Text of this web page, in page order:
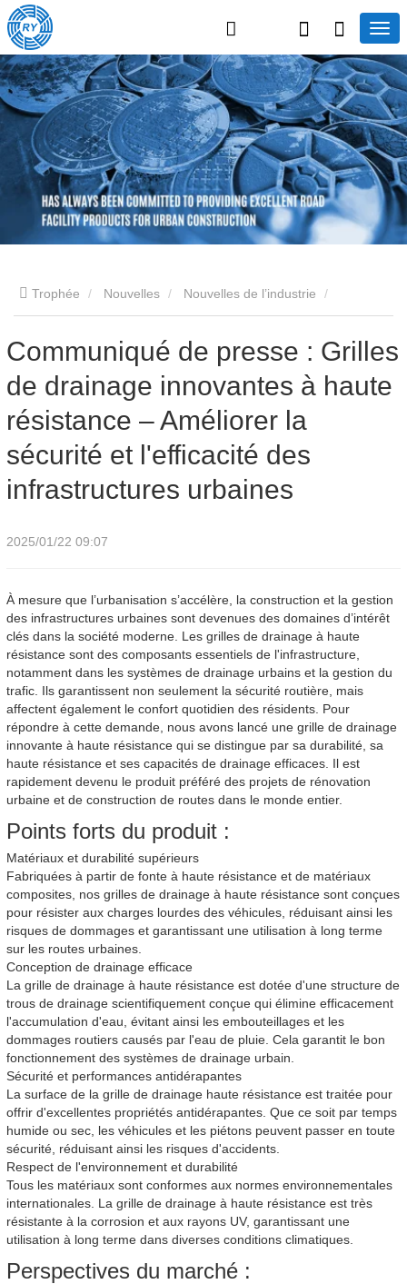
Trophée Nouvelles Nouvelles de l’industrie
Communiqué de presse : Grilles de drainage innovantes à
haute résistance – Améliorer la sécurité et l'efficacité des
infrastructures urbaines
Communiqué de presse : Grilles
de drainage innovantes à haute
résistance – Améliorer la
sécurité et l'efficacité des
infrastructures urbaines
2025/01/22 09:07
À mesure que l’urbanisation s’accélère, la construction et la gestion
des infrastructures urbaines sont devenues des domaines d’intérêt
clés dans la société moderne. Les grilles de drainage à haute
résistance sont des composants essentiels de l'infrastructure,
notamment dans les systèmes de drainage urbains et la gestion du
trafic. Ils garantissent non seulement la sécurité routière, mais
affectent également le confort quotidien des résidents. Pour
répondre à cette demande, nous avons lancé une grille de drainage
innovante à haute résistance qui se distingue par sa durabilité, sa
haute résistance et ses capacités de drainage efficaces. Il est
rapidement devenu le produit préféré des projets de rénovation
urbaine et de construction de routes dans le monde entier.
Points forts du produit :
Matériaux et durabilité supérieurs
Fabriquées à partir de fonte à haute résistance et de matériaux
composites, nos grilles de drainage à haute résistance sont conçues
pour résister aux charges lourdes des véhicules, réduisant ainsi les
risques de dommages et garantissant une utilisation à long terme
sur les routes urbaines.
Conception de drainage efficace
La grille de drainage à haute résistance est dotée d'une structure de
trous de drainage scientifiquement conçue qui élimine efficacement
l'accumulation d'eau, évitant ainsi les embouteillages et les
dommages routiers causés par l'eau de pluie. Cela garantit le bon
fonctionnement des systèmes de drainage urbain.
Sécurité et performances antidérapantes
La surface de la grille de drainage haute résistance est traitée pour
offrir d'excellentes propriétés antidérapantes. Que ce soit par temps
humide ou sec, les véhicules et les piétons peuvent passer en toute
sécurité, réduisant ainsi les risques d'accidents.
Respect de l'environnement et durabilité
Tous les matériaux sont conformes aux normes environnementales
internationales. La grille de drainage à haute résistance est très
résistante à la corrosion et aux rayons UV, garantissant une
utilisation à long terme dans diverses conditions climatiques.
Perspectives du marché :